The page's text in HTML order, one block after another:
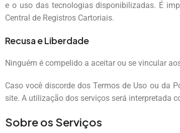
e o uso das tecnologias disponibilizadas. É
Central de Registros Cartoriais.
Recusa e Liberdade
Ninguém é compelido a aceitar ou se vincular
Caso você discorde dos Termos de Uso ou da
site. A utilização dos serviços será interpretada
Sobre os Serviços